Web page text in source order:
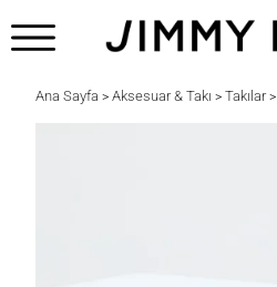
Ana Sayfa > Aksesuar & Takı > Takılar>